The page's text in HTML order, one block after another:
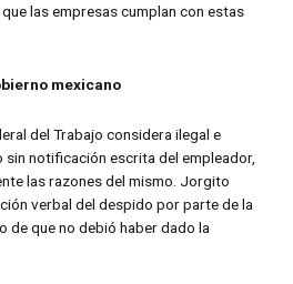
las empresas cumplan con estas
mexicano
del Trabajo considera ilegal e
notificación escrita del empleador,
las razones del mismo. Jorgito
verbal del despido por parte de la
de que no debió haber dado la